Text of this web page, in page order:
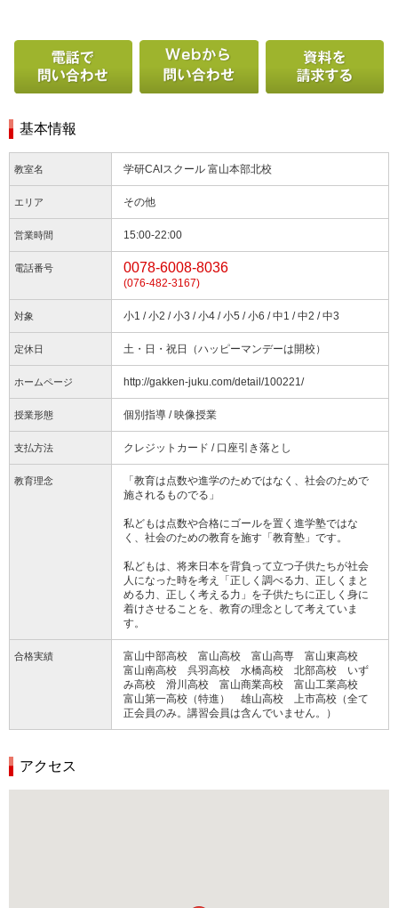
基本情報
教室名 学研CAIスクール 富山本部北校
エリア その他
営業時間 15:00-22:00
電話番号 0078-6008-8036
(076-482-3167)
対象 小1 / 小2 / 小3 / 小4 / 小5 / 小6 / 中1 / 中2 / 中3
定休日 土・日・祝日（ハッピーマンデーは開校）
ホームページ http://gakken-juku.com/detail/100221/
授業形態 個別指導 / 映像授業
支払方法 クレジットカード / 口座引き落とし
教育理念
「教育は点数や進学のためではなく、社会のためで
施されるものでる」
私どもは点数や合格にゴールを置く進学塾ではな
く、社会のための教育を施す「教育塾」です。
私どもは、将来日本を背負って立つ子供たちが社会
人になった時を考え「正しく調べる力、正しくまと
める力、正しく考える力」を子供たちに正しく身に
着けさせることを、教育の理念として考えていま
す。
合格実績
富山中部高校 富山高校 富山高専 富山東高校
富山南高校 呉羽高校 水橋高校 北部高校 いず
み高校 滑川高校 富山商業高校 富山工業高校
富山第一高校（特進） 雄山高校 上市高校（全て
正会員のみ。講習会員は含んでいません。）
アクセス